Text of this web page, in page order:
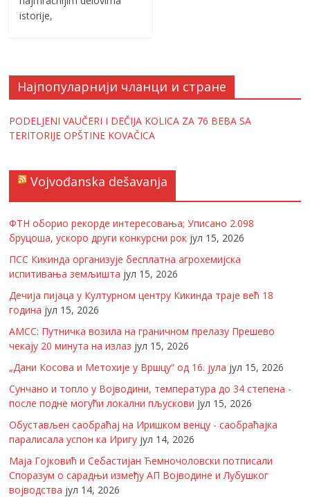
istorije,
Најпопуларнији чланци и стране
PODELJENI VAUČERI I DEČIJA KOLICA ZA 76 BEBA SA
TERITORIJE OPŠTINE KOVAČICA
Vojvođanska dešavanja
ФТН оборио рекорде интересовања; Уписано 2.098
бруцоша, ускоро други конкурсни рок јул 15, 2026
ПСС Кикинда организује бесплатна агрохемијска
испитивања земљишта јул 15, 2026
Дечија пијаца у Културном центру Кикинда траје већ 18
година јул 15, 2026
АМСС: Путничка возила на граничном прелазу Прешево
чекају 20 минута на излаз јул 15, 2026
„Дани Косова и Метохије у Вршцу“ од 16. јула јул 15, 2026
Сунчано и топло у Војводини, температура до 34 степена -
после подне могући локални пљускови јул 15, 2026
Обустављен саобраћај на Иришком венцу - саобраћајка
паралисала успон ка Иригу јул 14, 2026
Маја Гојковић и Себастијан Ћемночоловски потписали
Споразум о сарадњи између АП Војводине и Лубушког
војводства јул 14, 2026